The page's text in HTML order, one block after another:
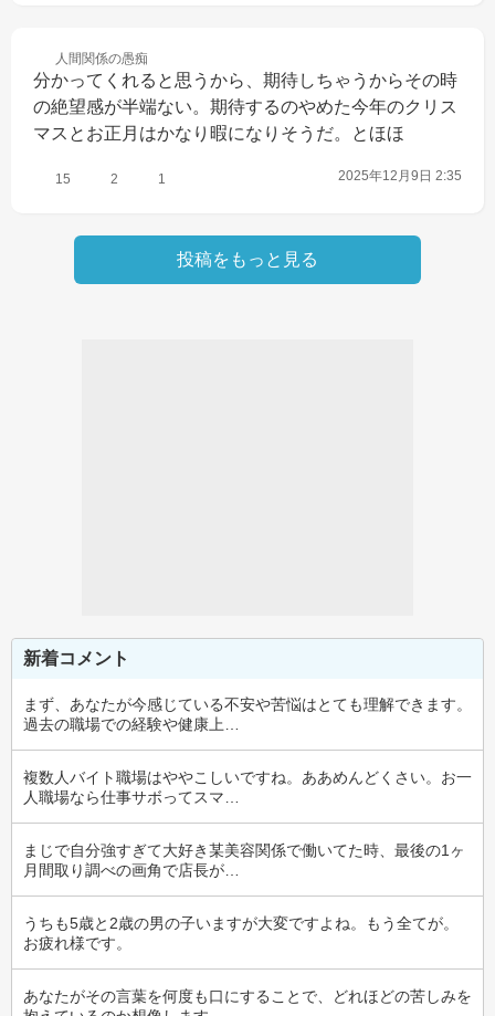
人間関係の愚痴
分かってくれると思うから、期待しちゃうからその時
の絶望感が半端ない。期待するのやめた今年のクリス
マスとお正月はかなり暇になりそうだ。とほほ
15 2 1 2025年12月9日 2:35
投稿をもっと見る
新着コメント
まず、あなたが今感じている不安や苦悩はとても理解できます。
過去の職場での経験や健康上…
複数人バイト職場はややこしいですね。ああめんどくさい。お一
人職場なら仕事サボってスマ…
まじで自分強すぎて大好き某美容関係で働いてた時、最後の1ヶ
月間取り調べの画角で店長が…
うちも5歳と2歳の男の子いますが大変ですよね。もう全てが。
お疲れ様です。
あなたがその言葉を何度も口にすることで、どれほどの苦しみを